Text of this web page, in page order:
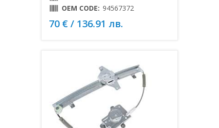
OEM CODE: 94567372
70 € / 136.91 лв.